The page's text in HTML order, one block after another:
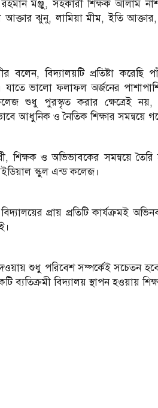
মঞ্জু, সহকারী শিক্ষক আলাম
আক্তার ঝুনু, লামিয়া মীম, ইতি
বলেন, বিদ্যালয়টি প্রতিষ্টা করেছি
যাতে ভালো ফলাফল অর্জনের
শুধু পুরস্কৃত করার ক্ষেত্রেই নয়,
আধুনিক ও নৈতিক শিক্ষার
শিক্ষক ও অভিভাবকের সমন্বয়ে
স্কুল এন্ড কলেজ।
বিদ্যালয়ের প্রায় প্রতিটি কার্যক্রমই
শুধু পরিবেশ সম্পর্কেই সচেতন
ব্যতিক্রমী বিদ্যালয় স্থাপন হওয়ায়